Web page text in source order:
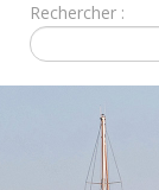
Rechercher :